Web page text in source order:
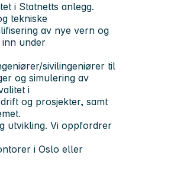
i Statnetts anlegg.
tekniske
av nye vern og
under
sivilingeniører til
og simulering av
i
og prosjekter, samt
utvikling. Vi oppfordrer
i Oslo eller